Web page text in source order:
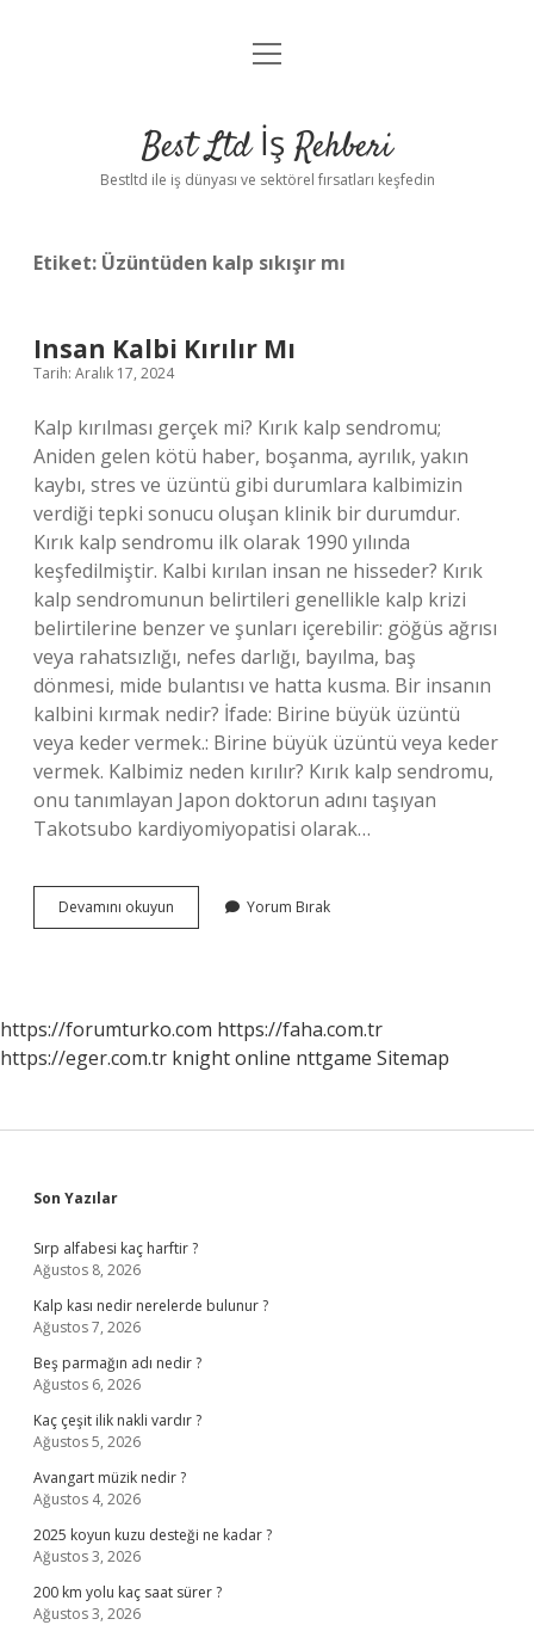
Anasayfa
Yasal Uyarı
menüyü
Best Ltd İş Rehberi
Bestltd ile iş dünyası ve sektörel fırsatları keşfedin
Etiket: Üzüntüden kalp sıkışır mı
Insan Kalbi Kırılır Mı
Tarih: Aralık 17, 2024
Kalp kırılması gerçek mi? Kırık kalp sendromu;
Aniden gelen kötü haber, boşanma, ayrılık, yakın
kaybı, stres ve üzüntü gibi durumlara kalbimizin
verdiği tepki sonucu oluşan klinik bir durumdur.
Kırık kalp sendromu ilk olarak 1990 yılında
keşfedilmiştir. Kalbi kırılan insan ne hisseder? Kırık
kalp sendromunun belirtileri genellikle kalp krizi
belirtilerine benzer ve şunları içerebilir: göğüs ağrısı
veya rahatsızlığı, nefes darlığı, bayılma, baş
dönmesi, mide bulantısı ve hatta kusma. Bir insanın
kalbini kırmak nedir? İfade: Birine büyük üzüntü
veya keder vermek.: Birine büyük üzüntü veya keder
vermek. Kalbimiz neden kırılır? Kırık kalp sendromu,
onu tanımlayan Japon doktorun adını taşıyan
Takotsubo kardiyomiyopatisi olarak…
Devamını okuyun
Kalbi
Yorum Bırak
https://forumturko.com https://faha.com.tr
https://eger.com.tr knight online nttgame Sitemap
Sidebar
Son Yazılar
Sırp alfabesi kaç harftir ?
Ağustos 8, 2026
Kalp kası nedir nerelerde bulunur ?
Ağustos 7, 2026
Beş parmağın adı nedir ?
Ağustos 6, 2026
Kaç çeşit ilik nakli vardır ?
Ağustos 5, 2026
Avangart müzik nedir ?
Ağustos 4, 2026
2025 koyun kuzu desteği ne kadar ?
Ağustos 3, 2026
200 km yolu kaç saat sürer ?
Ağustos 3, 2026